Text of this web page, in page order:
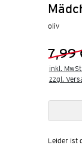
oliv
7,99
inkl.
zzgl.
Leider ist